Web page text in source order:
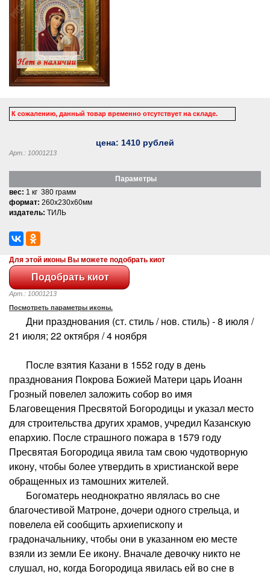
К сожалению, данный товар временно отсутствует на складе.
цена: 1410 рублей
Арт.: 10001213
Параметры
вес: 1 кг 380 грамм
формат: 260x230x60мм
издатель: ТИЛЬ
Для этой иконы Вы можете подобрать киот
Арт.: 10001213
Посмотреть параметры иконы.
Дни празднования (ст. стиль / нов. стиль) - 8 июля /
21 июля; 22 октября / 4 ноября
После взятия Казани в 1552 году в день
празднования Покрова Божией Матери царь Иоанн
Грозный повелел заложить собор во имя
Благовещения Пресвятой Богородицы и указал место
для строительства других храмов, учредил Казанскую
епархию. После страшного пожара в 1579 году
Пресвятая Богородица явила там свою чудотворную
икону, чтобы более утвердить в христианской вере
обращенных из тамошних жителей.
Богоматерь неоднократно являлась во сне
благочестивой Матроне, дочери одного стрельца, и
повелела ей сообщить архиепископу и
градоначальнику, чтобы они в указанном ею месте
взяли из земли Ее икону. Вначале девочку никто не
слушал, но, когда Богородица явилась ей во сне в